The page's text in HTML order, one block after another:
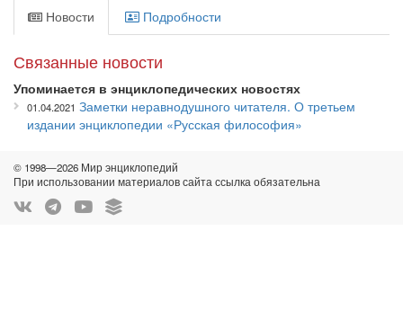
Новости Подробности
Связанные новости
Упоминается в энциклопедических новостях
01.04.2021 Заметки неравнодушного читателя. О третьем
издании энциклопедии «Русская философия»
© 1998—2026 Мир энциклопедий
При использовании материалов сайта ссылка обязательна